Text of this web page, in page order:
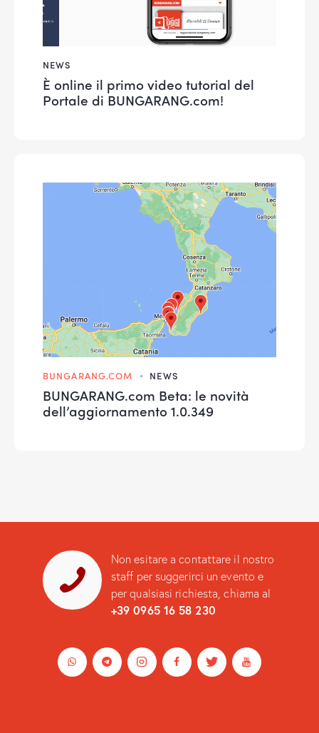
NEWS
È online il primo video tutorial del
Portale di BUNGARANG.com!
BUNGARANG.COM NEWS
BUNGARANG.com Beta: le novità
dell’aggiornamento 1.0.349
Non esitare a contattare il nostro
staff per suggerirci un evento e
per qualsiasi richiesta, chiama al
+39 0965 16 58 230